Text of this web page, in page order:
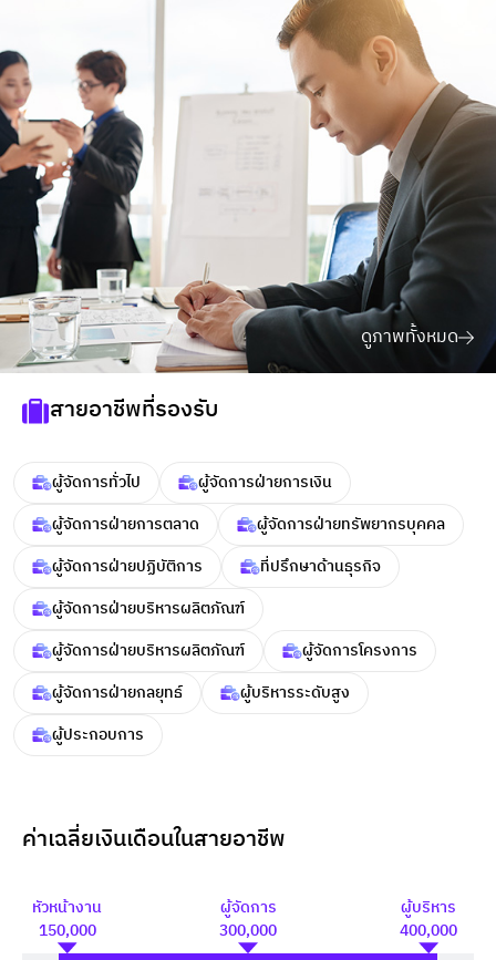
ดูภาพทั้งหมด
สายอาชีพที่รองรับ
ผู้จัดการทั่วไป
ผู้จัดการฝ่ายการเงิน
ผู้จัดการฝ่ายการตลาด
ผู้จัดการฝ่ายทรัพยากรบุคคล
ผู้จัดการฝ่ายปฏิบัติการ
ที่ปรึกษาด้านธุรกิจ
ผู้จัดการฝ่ายบริหารผลิตภัณฑ์
ผู้จัดการฝ่ายบริหารผลิตภัณฑ์
ผู้จัดการโครงการ
ผู้จัดการฝ่ายกลยุทธ์
ผู้บริหารระดับสูง
ผู้ประกอบการ
ค่าเฉลี่ยเงินเดือนในสายอาชีพ
หัวหน้างาน
150,000
ผู้จัดการ
300,000
ผู้บริหาร
400,000